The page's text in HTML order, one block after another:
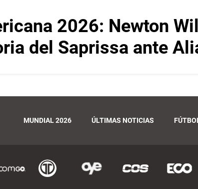
2026: Newton
del Saprissa ante
MUNDIAL 2026 ÚLTIMAS NOTICIAS